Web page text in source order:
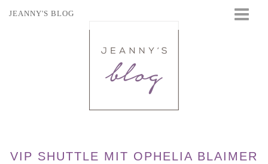
JEANNY'S BLOG
VIP SHUTTLE MIT OPHELIA BLAIMER